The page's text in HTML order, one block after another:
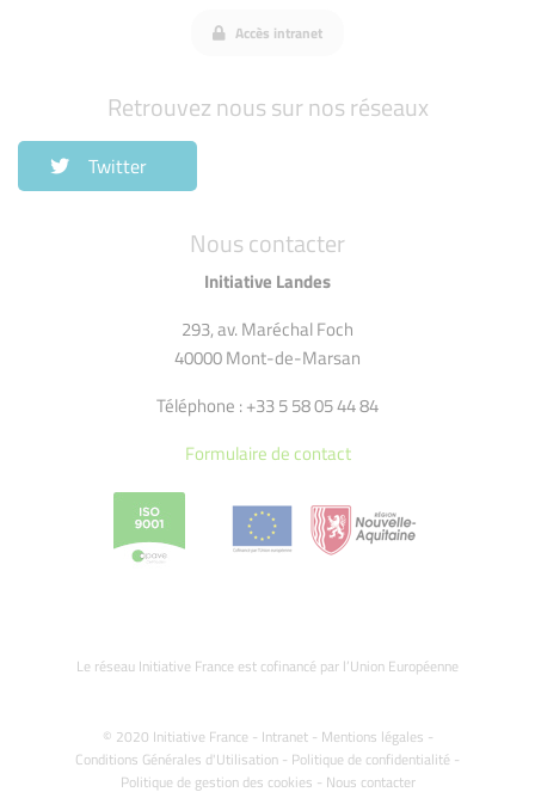
Nous contacter
Initiative Landes
293, av. Maréchal Foch
40000 Mont-de-Marsan
Téléphone : +33 5 58 05 44 84
Formulaire de contact
Le réseau Initiative France est cofinancé par l’Union Européenne
© 2020 Initiative France - Intranet- Mentions légales -
Conditions Générales d'Utilisation - Politique de confidentialité -
Politique de gestion des cookies - Nous contacter
Accès intranet
Retrouvez nous sur nos réseaux
Twitter